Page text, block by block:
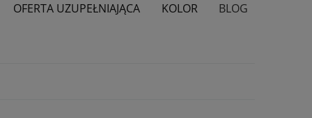
OFERTA UZUPEŁNIAJĄCA KOLOR BLOG